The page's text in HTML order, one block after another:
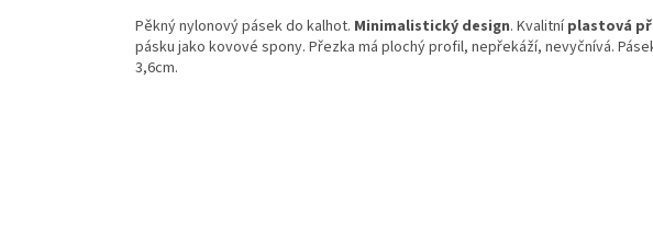
Pěkný nylonový pásek do kalhot. Minimalistický design. Kvalitníplastová
pásku jako kovové spony. Přezka má plochý profil, nepřekáží, nevyčnívá.
3,6cm.